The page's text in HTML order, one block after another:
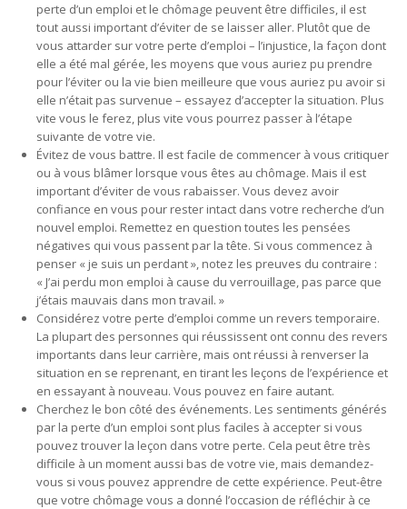
perte d’un emploi et le chômage peuvent être difficiles, il est
tout aussi important d’éviter de se laisser aller. Plutôt que de
vous attarder sur votre perte d’emploi – l’injustice, la façon dont
elle a été mal gérée, les moyens que vous auriez pu prendre
pour l’éviter ou la vie bien meilleure que vous auriez pu avoir si
elle n’était pas survenue – essayez d’accepter la situation. Plus
vite vous le ferez, plus vite vous pourrez passer à l’étape
suivante de votre vie.
Évitez de vous battre. Il est facile de commencer à vous critiquer
ou à vous blâmer lorsque vous êtes au chômage. Mais il est
important d’éviter de vous rabaisser. Vous devez avoir
confiance en vous pour rester intact dans votre recherche d’un
nouvel emploi. Remettez en question toutes les pensées
négatives qui vous passent par la tête. Si vous commencez à
penser « je suis un perdant », notez les preuves du contraire :
« J’ai perdu mon emploi à cause du verrouillage, pas parce que
j’étais mauvais dans mon travail. »
Considérez votre perte d’emploi comme un revers temporaire.
La plupart des personnes qui réussissent ont connu des revers
importants dans leur carrière, mais ont réussi à renverser la
situation en se reprenant, en tirant les leçons de l’expérience et
en essayant à nouveau. Vous pouvez en faire autant.
Cherchez le bon côté des événements. Les sentiments générés
par la perte d’un emploi sont plus faciles à accepter si vous
pouvez trouver la leçon dans votre perte. Cela peut être très
difficile à un moment aussi bas de votre vie, mais demandez-
vous si vous pouvez apprendre de cette expérience. Peut-être
que votre chômage vous a donné l’occasion de réfléchir à ce